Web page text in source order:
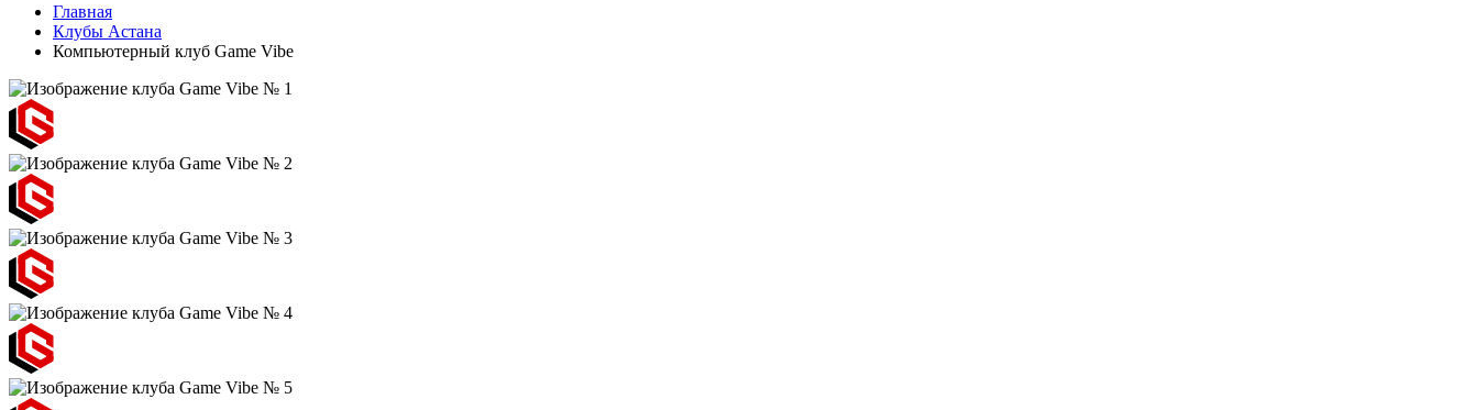
Главная
Клубы Астана
Компьютерный клуб Game Vibe